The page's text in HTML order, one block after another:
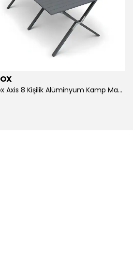
Kvox Axis 8 Kişilik Alüminyum Kamp Masası (Ön Sipariş)